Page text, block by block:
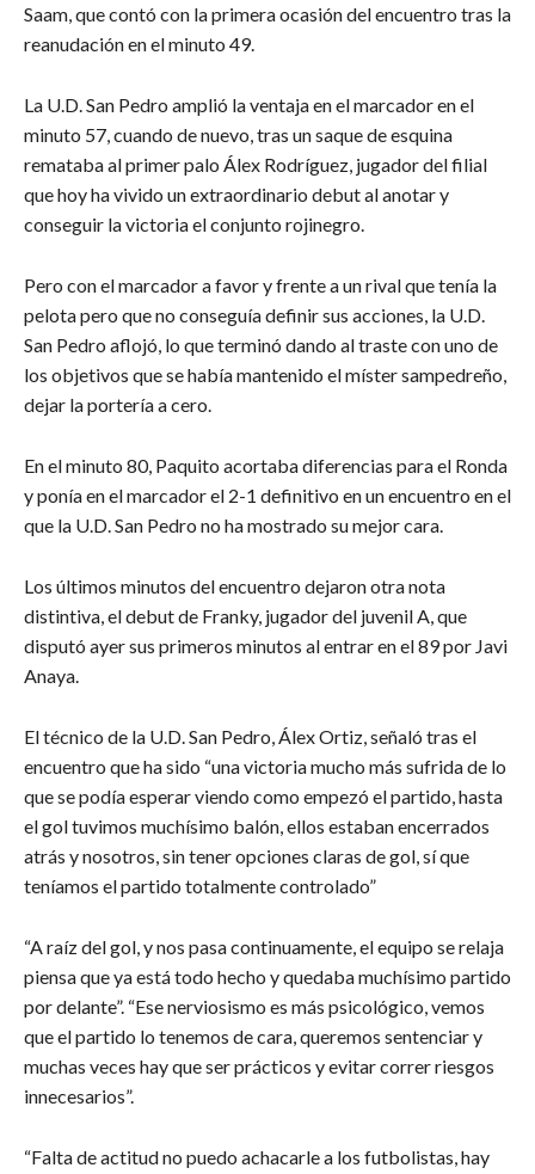
Saam, que contó con la primera ocasión del encuentro tras la
reanudación en el minuto 49.
La U.D. San Pedro amplió la ventaja en el marcador en el
minuto 57, cuando de nuevo, tras un saque de esquina
remataba al primer palo Álex Rodríguez, jugador del filial
que hoy ha vivido un extraordinario debut al anotar y
conseguir la victoria el conjunto rojinegro.
Pero con el marcador a favor y frente a un rival que tenía la
pelota pero que no conseguía definir sus acciones, la U.D.
San Pedro aflojó, lo que terminó dando al traste con uno de
los objetivos que se había mantenido el míster sampedreño,
dejar la portería a cero.
En el minuto 80, Paquito acortaba diferencias para el Ronda
y ponía en el marcador el 2-1 definitivo en un encuentro en el
que la U.D. San Pedro no ha mostrado su mejor cara.
Los últimos minutos del encuentro dejaron otra nota
distintiva, el debut de Franky, jugador del juvenil A, que
disputó ayer sus primeros minutos al entrar en el 89 por Javi
Anaya.
El técnico de la U.D. San Pedro, Álex Ortiz, señaló tras el
encuentro que ha sido “una victoria mucho más sufrida de lo
que se podía esperar viendo como empezó el partido, hasta
el gol tuvimos muchísimo balón, ellos estaban encerrados
atrás y nosotros, sin tener opciones claras de gol, sí que
teníamos el partido totalmente controlado”
“A raíz del gol, y nos pasa continuamente, el equipo se relaja
piensa que ya está todo hecho y quedaba muchísimo partido
por delante”. “Ese nerviosismo es más psicológico, vemos
que el partido lo tenemos de cara, queremos sentenciar y
muchas veces hay que ser prácticos y evitar correr riesgos
innecesarios”.
“Falta de actitud no puedo achacarle a los futbolistas, hay